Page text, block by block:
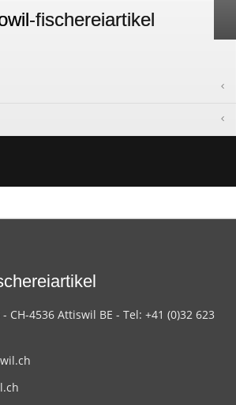
-fischereiartikel
CH-4536 Attiswil BE - Tel: +41 (0)32 623